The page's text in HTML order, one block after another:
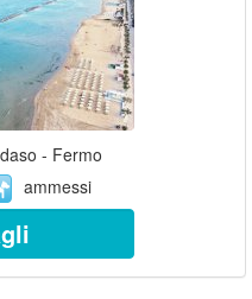
- Fermo
ammessi